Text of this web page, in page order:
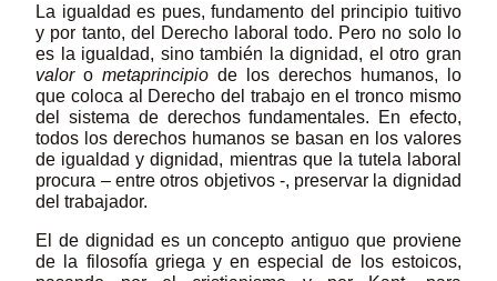
La igualdad es pues, fundamento del principio tuitivo
y por tanto, del Derecho laboral todo. Pero no solo lo
es la igualdad, sino también la dignidad, el otro gran
valorometaprincipiode los derechos humanos, lo
que coloca al Derecho del trabajo en el tronco mismo
del sistema de derechos fundamentales. En efecto,
todos los derechos humanos se basan en los valores
de igualdad y dignidad, mientras que la tutela laboral
procura – entre otros objetivos -, preservar la dignidad
del trabajador.
El de dignidad es un concepto antiguo que proviene
de la filosofía griega y en especial de los estoicos,